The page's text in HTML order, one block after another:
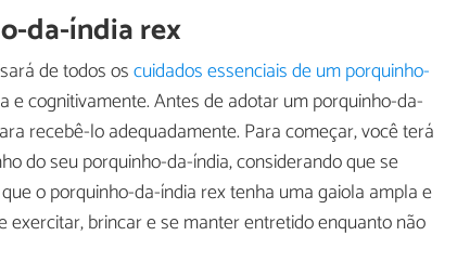
da-índia rex
de todos oscuidados essenciais de um porquinho-
e cognitivamente. Antes de adotar um porquinho-da-
recebê-lo adequadamente. Para começar, você terá
do seu porquinho-da-índia, considerando que se
o porquinho-da-índia rex tenha uma gaiola ampla e
brincar e se manter entretido enquanto não